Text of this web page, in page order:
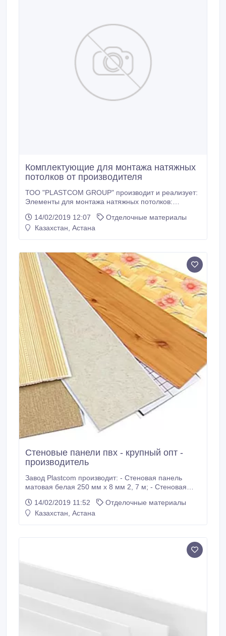
Комплектующие для монтажа натяжных
потолков от производителя
ТОО "PLASTCOM GROUP" производит и реализует:
Элементы для монтажа натяжных потолков:
Потолочный багет из ПВХ. нформация о компании и
продукции, прайсы, контакты на сайте компании.
14/02/2019 12:07
Отделочные материалы
Казахстан, Астана
Стеновые панели пвх - крупный опт -
производитель
Завод Plastcom производит: - Стеновая панель
матовая белая 250 мм х 8 мм 2, 7 м; - Стеновая
панель с термопереводом 250 мм х 8 мм 3 м; -
Отделочные планки для панелей ПВХ (молдинг
14/02/2019 11:52
Отделочные материалы
Казахстан, Астана